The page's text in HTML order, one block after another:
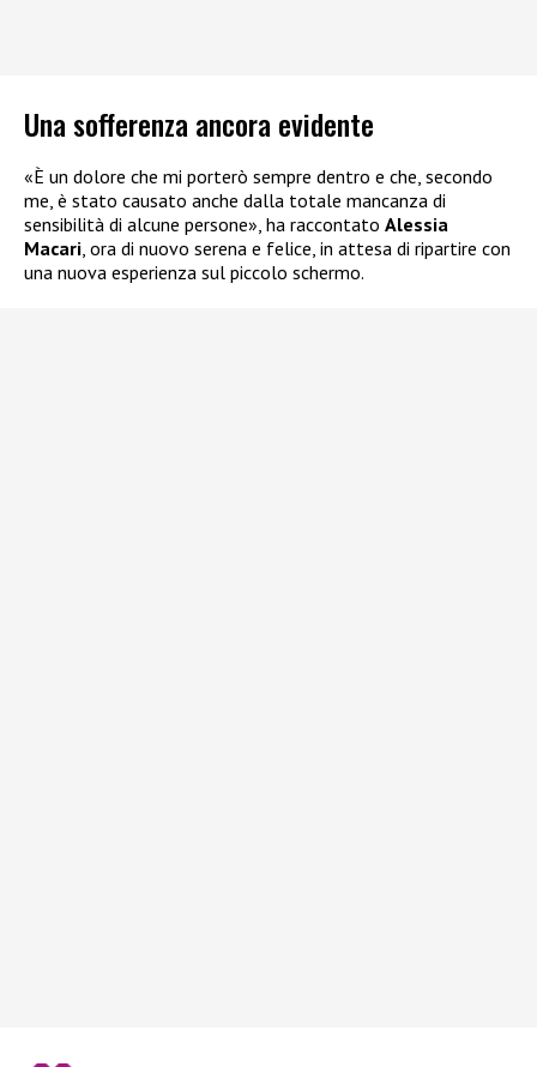
Una sofferenza ancora evidente
«È un dolore che mi porterò sempre dentro e che, secondo
me, è stato causato anche dalla totale mancanza di
sensibilità di alcune persone», ha raccontato Alessia
Macari, ora di nuovo serena e felice, in attesa di ripartire con
una nuova esperienza sul piccolo schermo.